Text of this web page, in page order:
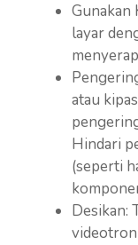
Gunakan
layar
atau
Hindari
(seperti
Desikan: